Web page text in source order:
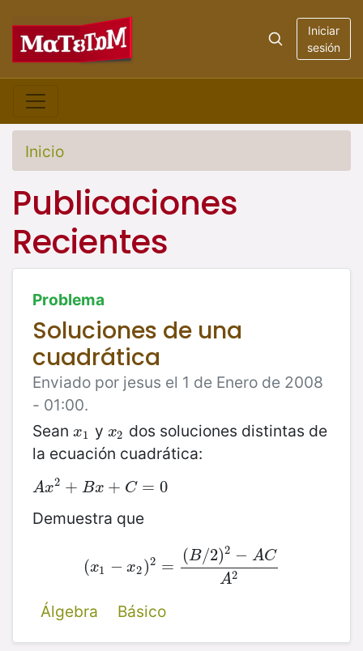
Iniciar
sesión
Inicio
Publicaciones
Recientes
Problema
Soluciones de una
cuadrática
Enviado por jesus el 1 de Enero de 2008
- 01:00.
Sean x1
x1 y x2
x2 dos soluciones distintas de
la ecuación cuadrática:
Ax2 + Bx + C = 0
Ax2 +B x+C= 0
Demuestra que
(x1 − x2)2 =
( B/2)2 − AC
A2
(x 1− x2)2 =( B/2)2−ACA2
Álgebra Básico